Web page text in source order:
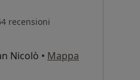
recensioni
Nicolò • Mappa